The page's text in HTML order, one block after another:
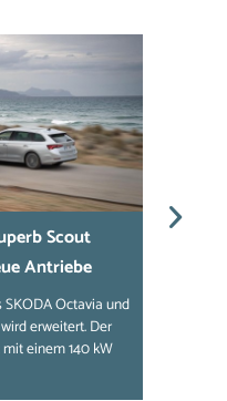
Scout
Antriebe
Octavia und
erweitert. Der
einem 140 kW